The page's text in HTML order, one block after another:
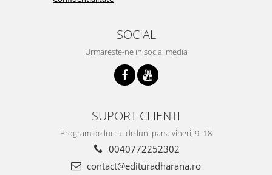
SOCIAL
Urmareste-ne in social media
SUPORT CLIENTI
Program de lucru: de luni pana vineri, 9 -18
0040772252302
contact@edituradharana.ro